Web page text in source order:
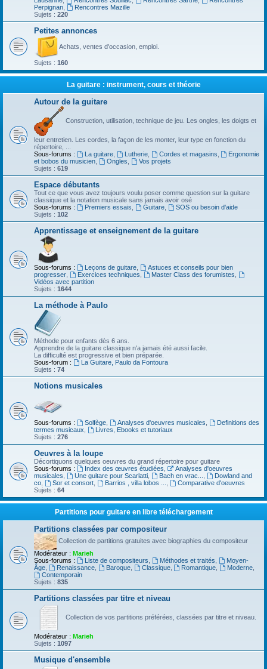
Perpignan
Rencontres Mazille
Sujets : 220
Petites annonces
Achats, ventes d'occasion, emploi.
Sujets : 160
La guitare : instrument, cours et théorie
Autour de la guitare
Construction, utilisation, technique de jeu. Les ongles, les doigts et
leur entretien. Les cordes, la façon de les monter, leur type en fonction du
répertoire, ...
Sous-forums :
La guitare, Lutherie, Cordes et magasins
Ergonomie
et bobos du musicien
Ongles
Vos projets
Sujets : 619
Espace débutants
Tout ce que vous avez toujours voulu poser comme question sur la guitare
classique et la notation musicale sans jamais avoir osé
Sous-forums :
Premiers essais Guitare,
SOS ou besoin d'aide
Sujets : 102
Apprentissage et enseignement de la guitare
Sous-forums : Leçons de guitare,
Astuces et conseils pour bien
progresser
Exercices techniques Master Class des forumistes
Vidéos avec partition
Sujets : 1644
La méthode à Paulo
Méthode pour enfants dès 6 ans.
Apprendre de la guitare classique n'a jamais été aussi facile.
La difficulté est progressive et bien préparée.
Sous-forum :
La Guitare, Paulo da Fontoura
Sujets : 74
Notions musicales
Sous-forums : Solfège, Analyses d'oeuvres musicales
Definitions des
termes musicaux
Livres, Ebooks et tutoriaux
Sujets : 276
Oeuvres à la loupe
Décortiquons quelques oeuvres du grand répertoire pour guitare
Sous-forums :
Index des œuvres étudiées
Analyses d'oeuvres
musicales
Une guitare pour Scarlatti, Bach en vrac...
Dowland and
co
Sor et consort, Barrios , villa lobos ...
Comparative d'oeuvres
Sujets : 64
Partitions pour guitare en libre téléchargement
Partitions classées par compositeur
Collection de partitions gratuites avec biographies du compositeur
Modérateur : Marieh
Sous-forums :
Liste de compositeurs Méthodes et traités
Moyen-
Âge
Renaissance, Baroque, Classique, Romantique Moderne
Contemporain
Sujets : 835
Partitions classées par titre et niveau
Collection de vos partitions préférées, classées par titre et niveau.
Modérateur : Marieh
Sujets : 1097
Musique d'ensemble